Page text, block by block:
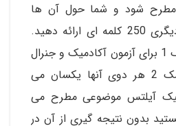
مطرح شود و شما حول آن ها
در تسک 1 برای آزمون آکادمیک و جنرال
متفاوت است ولی تسک 2 هر دوی آنها یکسان می
آیلتس موضوعی مطرح می
بدون نتیجه گیری از آن در